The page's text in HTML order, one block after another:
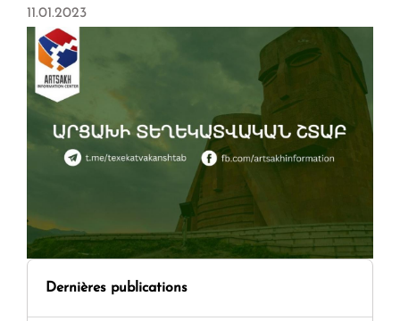
11.01.2023
Dernières publications